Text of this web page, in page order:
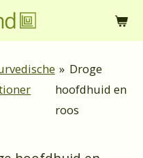
» Droge
hoofdhuid en
roos